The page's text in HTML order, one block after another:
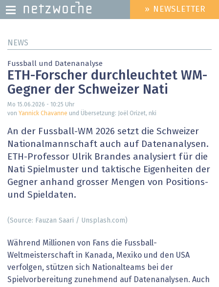
zum
HEADER
MENU
» NEWSLETTER
NEWS
Fussball und Datenanalyse
ETH-Forscher durchleuchtet WM-
Gegner der Schweizer Nati
Mo 15.06.2026 - 10:25 Uhr
von Yannick Chavanne und Übersetzung: Joël Orizet, nki
An der Fussball-WM 2026 setzt die Schweizer
Nationalmannschaft auch auf Datenanalysen.
ETH-Professor Ulrik Brandes analysiert für die
Nati Spielmuster und taktische Eigenheiten der
Gegner anhand grosser Mengen von Positions-
und Spieldaten.
(Source: Fauzan Saari / Unsplash.com)
Während Millionen von Fans die Fussball-
Weltmeisterschaft in Kanada, Mexiko und den USA
verfolgen, stützen sich Nationalteams bei der
Spielvorbereitung zunehmend auf Datenanalysen. Auch